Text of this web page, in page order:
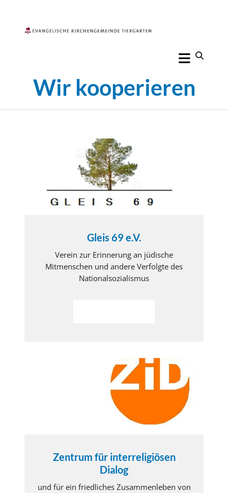
Wir kooperieren
Gleis 69 e.V.
Verein zur Erinnerung an jüdische
Mitmenschen und andere Verfolgte des
Nationalsozialismus
Zentrum für interreligiösen
Dialog
und für ein friedliches Zusammenleben von